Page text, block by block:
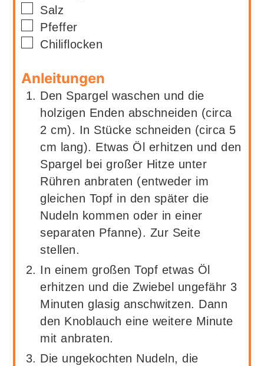
▢
Salz
▢
Pfeffer
▢
Chiliflocken
Anleitungen
Den Spargel waschen und die
holzigen Enden abschneiden (circa
2 cm). In Stücke schneiden (circa 5
cm lang). Etwas Öl erhitzen und den
Spargel bei großer Hitze unter
Rühren anbraten (entweder im
gleichen Topf in den später die
Nudeln kommen oder in einer
separaten Pfanne). Zur Seite
stellen.
In einem großen Topf etwas Öl
erhitzen und die Zwiebel ungefähr 3
Minuten glasig anschwitzen. Dann
den Knoblauch eine weitere Minute
mit anbraten.
Die ungekochten Nudeln, die